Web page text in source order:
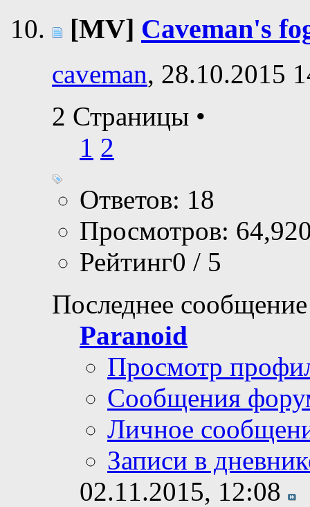
[MV] Caveman's
caveman, 28.10.2015
2 Страницы •
1 2
Ответов: 18
Просмотров:
Рейтинг0 / 5
Последнее
Paranoid
Просмотр
Сообщения
Личное
Записи в
02.11.2015, 12:08